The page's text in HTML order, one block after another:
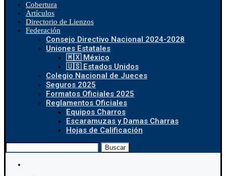
Cobertura
Artículos
Directorio de Lienzos
Federación
Consejo Directivo Nacional 2024-2028
Uniones Estatales
🇲🇽 México
🇺🇸 Estados Unidos
Colegio Nacional de Jueces
Seguros 2025
Formatos Oficiales 2025
Reglamentos Oficiales
Equipos Charros
Escaramuzas y Damas Charras
Hojas de Calificación
Buscar